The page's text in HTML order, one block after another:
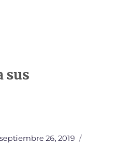
sus
Publicado
septiembre 26, 2019